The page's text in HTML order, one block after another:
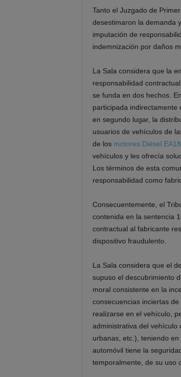
Tanto el Juzgado de
desestimaron la demanda y
imputación de
indemnización por daños
La Sala considera que la
responsabilidad contractual
se funda en dos hechos.
participada indirectamente
en segundo lugar, la
usuarios de vehículos de
de los motores Diésel
vehículos y les ofrecía
Los términos de esta
responsabilidad como
Consecuentemente, el
contenida en la sentencia
contractual al fabricante
dispositivo fraudulento
La Sala considera que el
supuso el descubrimiento
moral consistente en la
consecuencias inciertas de
realizarse en el vehículo,
administrativa del vehículo
urbanas, etc.), teniendo
automóvil tiene la
temporalmente, de su uso